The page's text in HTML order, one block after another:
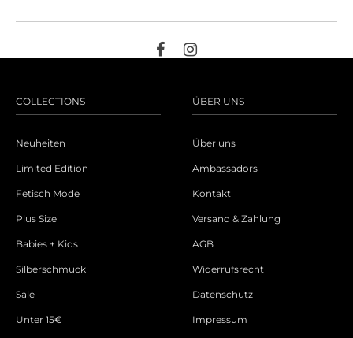
COLLECTIONS
Neuheiten
Limited Edition
Fetisch Mode
Plus Size
Babies + Kids
Silberschmuck
Sale
Unter 15€
ÜBER UNS
Über uns
Ambassadors
Kontakt
Versand & Zahlung
AGB
Widerrufsrecht
Datenschutz
Impressum